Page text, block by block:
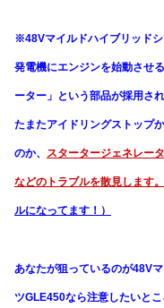
※48Vマイルドハイブリッド
発電機にエンジンを始動させ
ーター」という部品が採用さ
たまたアイドリングストップ
のか、 スタータージェネレー
などのトラブルを散見します。
ルになってます！）
あなたが狙っているのが48V
ツGLE450なら注意したいと